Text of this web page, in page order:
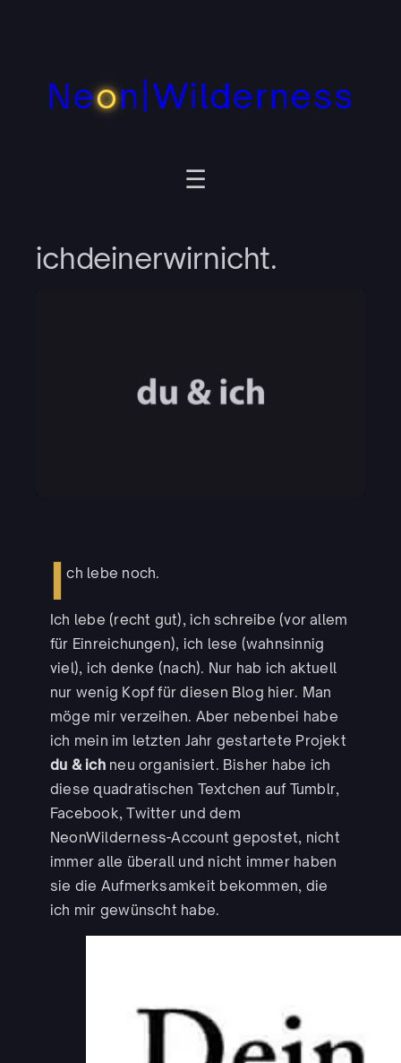
Neon|Wilderness
ichdeinerwirnicht.
I ch lebe noch.
Ich lebe (recht gut), ich schreibe (vor allem
für Einreichungen), ich lese (wahnsinnig
viel), ich denke (nach). Nur hab ich aktuell
nur wenig Kopf für diesen Blog hier. Man
möge mir verzeihen. Aber nebenbei habe
ich mein im letzten Jahr gestartete Projekt
du & ichneu organisiert. Bisher habe ich
diese quadratischen Textchen auf Tumblr,
Facebook, Twitter und dem
NeonWilderness-Account gepostet, nicht
immer alle überall und nicht immer haben
sie die Aufmerksamkeit bekommen, die
ich mir gewünscht habe.